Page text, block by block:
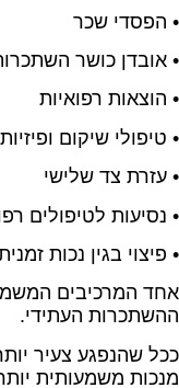
• הפסדי שכר
• אובדן כושר
• הוצאות רפואיות
• טיפולי שיקום
• עזרת צד שלישי
• נסיעות לטיפולים
• פיצוי בגין נכות
אחד המרכיבים
ההשתכרות העתידי.
ככל שהנפגע צעיר
מנכות משמעותית